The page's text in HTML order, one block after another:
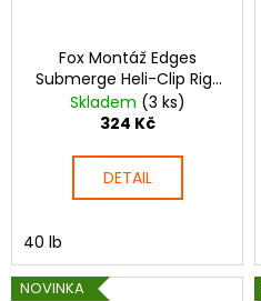
Fox Montáž Edges
Submerge Heli-Clip Rigs
Naturals 3 ks
Skladem (3 ks)
324 Kč
DETAIL
40 lb
NOVINKA